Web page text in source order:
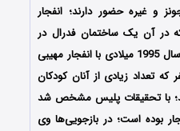
و غیره حضور دارند؛ انفجار
در آن یک ساختمان فدرال در
اوکلاهاما سیتی در روز 19 آوریل سال 1995 میلادی با انفجار مهیبی
ریخت؛ در این حادثه 168 نفر که تعداد زیادی از آنان کودکان
با تحقیقات پلیس مشخص شد
بوده‌ است؛ در بازجویی‌ها وی